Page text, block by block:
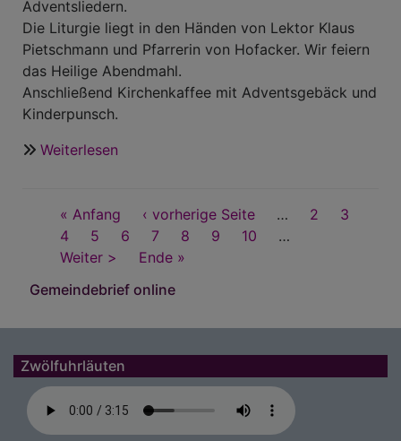
Adventsliedern.
Die Liturgie liegt in den Händen von Lektor Klaus
Pietschmann und Pfarrerin von Hofacker. Wir feiern
das Heilige Abendmahl.
Anschließend Kirchenkaffee mit Adventsgebäck und
Kinderpunsch.
Weiterlesen
Gottesdienst
am
in
Seitennummerierung
First
page
« Anfang
Vorherige
Seite
‹ vorherige Seite … Seite
2 Seite
3
Seite
4 Seite
5
Aktuelle
Seite
6 Seite
7 Seite
8 Seite
9 Seite
10
…
Nächste
Weiter >
Last
Ende »
Gemeindebrief online
Zwölfuhrläuten